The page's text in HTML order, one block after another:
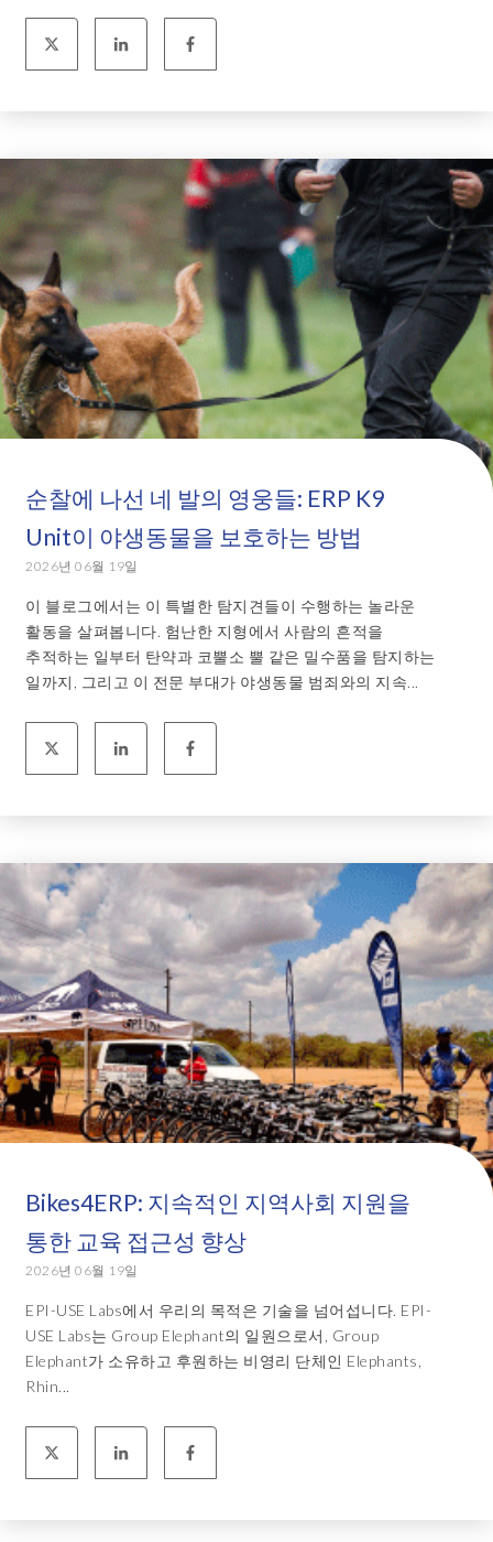
순찰에 나선 네 발의 영웅들: ERP K9
Unit이 야생동물을 보호하는 방법
2026년 06월 19일
이 블로그에서는 이 특별한 탐지견들이 수행하는 놀라운
활동을 살펴봅니다. 험난한 지형에서 사람의 흔적을
추적하는 일부터 탄약과 코뿔소 뿔 같은 밀수품을 탐지하는
일까지, 그리고 이 전문 부대가 야생동물 범죄와의 지속...
Bikes4ERP: 지속적인 지역사회 지원을
통한 교육 접근성 향상
2026년 06월 19일
EPI-USE Labs에서 우리의 목적은 기술을 넘어섭니다. EPI-
USE Labs는 Group Elephant의 일원으로서, Group
Elephant가 소유하고 후원하는 비영리 단체인 Elephants,
Rhin...